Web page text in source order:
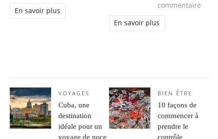
En savoir plus
commentaire
En savoir plus
VOYAGES
Cuba, une
destination
idéale pour un
voyage de noce
BIEN ÊTRE
10 façons de
commencer à
prendre le
contrôle